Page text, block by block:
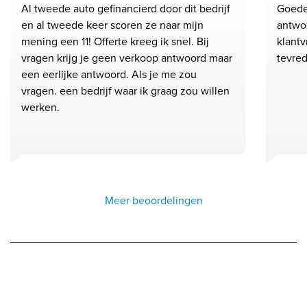
Al tweede auto gefinancierd door dit bedrijf
en al tweede keer scoren ze naar mijn
mening een 11! Offerte kreeg ik snel. Bij
vragen krijg je geen verkoop antwoord maar
een eerlijke antwoord. Als je me zou
vragen. een bedrijf waar ik graag zou willen
werken.
Meer beoordelingen